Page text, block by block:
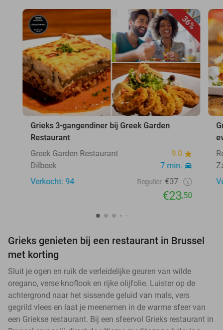
36%
Grieks 3-gangendiner bij Greek Garden
Restaurant
Greek Garden Restaurant
9.0
Dilbeek
7 min.
Verkocht: 94
Regulier €37
€23,50
Grieks genieten bij een restaurant in Brussel
met korting
Sluit je ogen en ruik de verleidelijke geuren van wilde
oregano, verse knoflook en rijke olijfolie. Luister op de
achtergrond naar het sissende geluid van mals, vers
gegrild vlees en laat je meenemen in de warme sfeer van
een Griekse restaurant. Bij een sfeervol Grieks restaurant in